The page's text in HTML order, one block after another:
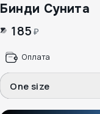
Бинди Сунита
185₽
Оплата
One size